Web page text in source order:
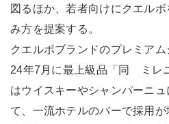
図るほか、若者向けにクエル
み方を提案する。
クエルボブランドのプレミアム
24年7月に最上級品「同 ミレ
はウイスキーやシャンパーニ
て、一流ホテルのバーで採用